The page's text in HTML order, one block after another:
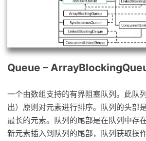
Queue –
一个由数组支持的有界阻塞队列。此队
出）原则对元素进行排序。队列的头部
最长的元素。队列的尾部是在队列中存
新元素插入到队列的尾部，队列获取操